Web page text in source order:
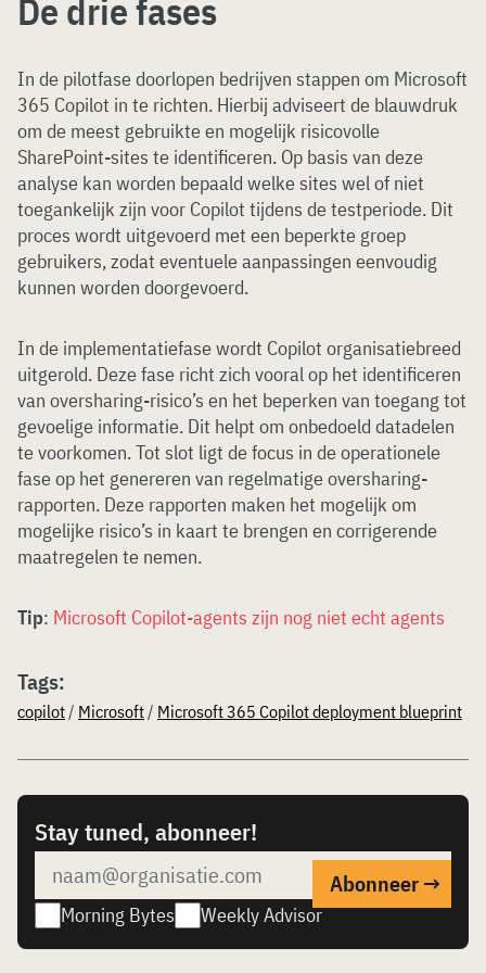
De drie fases
In de pilotfase doorlopen bedrijven stappen om Microsoft
365 Copilot in te richten. Hierbij adviseert de blauwdruk
om de meest gebruikte en mogelijk risicovolle
SharePoint-sites te identificeren. Op basis van deze
analyse kan worden bepaald welke sites wel of niet
toegankelijk zijn voor Copilot tijdens de testperiode. Dit
proces wordt uitgevoerd met een beperkte groep
gebruikers, zodat eventuele aanpassingen eenvoudig
kunnen worden doorgevoerd.
In de implementatiefase wordt Copilot organisatiebreed
uitgerold. Deze fase richt zich vooral op het identificeren
van oversharing-risico’s en het beperken van toegang tot
gevoelige informatie. Dit helpt om onbedoeld datadelen
te voorkomen. Tot slot ligt de focus in de operationele
fase op het genereren van regelmatige oversharing-
rapporten. Deze rapporten maken het mogelijk om
mogelijke risico’s in kaart te brengen en corrigerende
maatregelen te nemen.
Tip: Microsoft Copilot-agents zijn nog niet echt agents
Tags:
copilot / Microsoft / Microsoft 365 Copilot deployment blueprint
Stay tuned, abonneer!
Morning Bytes Weekly Advisor